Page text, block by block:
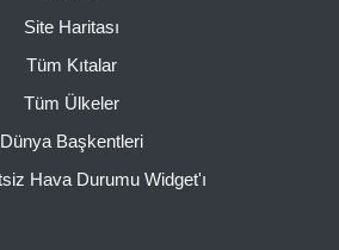
Site Haritası
Tüm Kıtalar
Tüm Ülkeler
Dünya Başkentleri
Hava Durumu Widget'ı